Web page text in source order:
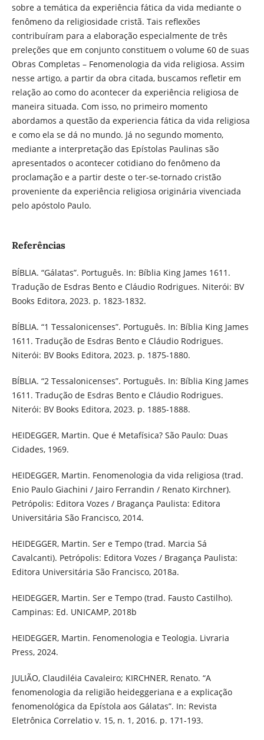
sobre a temática da experiência fática da vida mediante o
fenômeno da religiosidade cristã. Tais reflexões
contribuíram para a elaboração especialmente de três
preleções que em conjunto constituem o volume 60 de suas
Obras Completas – Fenomenologia da vida religiosa. Assim
nesse artigo, a partir da obra citada, buscamos refletir em
relação ao como do acontecer da experiência religiosa de
maneira situada. Com isso, no primeiro momento
abordamos a questão da experiencia fática da vida religiosa
e como ela se dá no mundo. Já no segundo momento,
mediante a interpretação das Epístolas Paulinas são
apresentados o acontecer cotidiano do fenômeno da
proclamação e a partir deste o ter-se-tornado cristão
proveniente da experiência religiosa originária vivenciada
pelo apóstolo Paulo.
Referências
BÍBLIA. “Gálatas”. Português. In: Bíblia King James 1611.
Tradução de Esdras Bento e Cláudio Rodrigues. Niterói: BV
Books Editora, 2023. p. 1823-1832.
BÍBLIA. “1 Tessalonicenses”. Português. In: Bíblia King James
1611. Tradução de Esdras Bento e Cláudio Rodrigues.
Niterói: BV Books Editora, 2023. p. 1875-1880.
BÍBLIA. “2 Tessalonicenses”. Português. In: Bíblia King James
1611. Tradução de Esdras Bento e Cláudio Rodrigues.
Niterói: BV Books Editora, 2023. p. 1885-1888.
HEIDEGGER, Martin. Que é Metafísica? São Paulo: Duas
Cidades, 1969.
HEIDEGGER, Martin. Fenomenologia da vida religiosa (trad.
Enio Paulo Giachini / Jairo Ferrandin / Renato Kirchner).
Petrópolis: Editora Vozes / Bragança Paulista: Editora
Universitária São Francisco, 2014.
HEIDEGGER, Martin. Ser e Tempo (trad. Marcia Sá
Cavalcanti). Petrópolis: Editora Vozes / Bragança Paulista:
Editora Universitária São Francisco, 2018a.
HEIDEGGER, Martin. Ser e Tempo (trad. Fausto Castilho).
Campinas: Ed. UNICAMP, 2018b
HEIDEGGER, Martin. Fenomenologia e Teologia. Livraria
Press, 2024.
JULIÃO, Claudiléia Cavaleiro; KIRCHNER, Renato. “A
fenomenologia da religião heideggeriana e a explicação
fenomenológica da Epístola aos Gálatas”. In: Revista
Eletrônica Correlatio v. 15, n. 1, 2016. p. 171-193.